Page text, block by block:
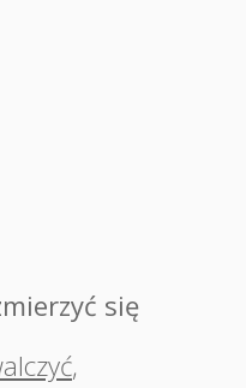
się
,